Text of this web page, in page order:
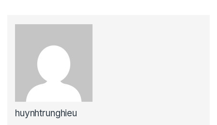
huynhtrunghieu